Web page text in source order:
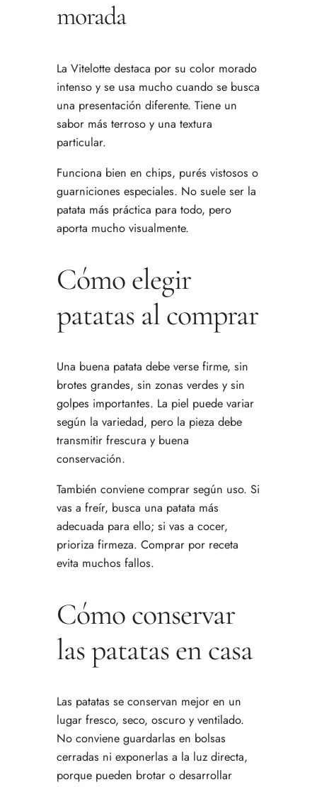
morada
La Vitelotte destaca por su color morado
intenso y se usa mucho cuando se busca
una presentación diferente. Tiene un
sabor más terroso y una textura
particular.
Funciona bien en chips, purés vistosos o
guarniciones especiales. No suele ser la
patata más práctica para todo, pero
aporta mucho visualmente.
Cómo elegir
patatas al comprar
Una buena patata debe verse firme, sin
brotes grandes, sin zonas verdes y sin
golpes importantes. La piel puede variar
según la variedad, pero la pieza debe
transmitir frescura y buena
conservación.
También conviene comprar según uso. Si
vas a freír, busca una patata más
adecuada para ello; si vas a cocer,
prioriza firmeza. Comprar por receta
evita muchos fallos.
Cómo conservar
las patatas en casa
Las patatas se conservan mejor en un
lugar fresco, seco, oscuro y ventilado.
No conviene guardarlas en bolsas
cerradas ni exponerlas a la luz directa,
porque pueden brotar o desarrollar